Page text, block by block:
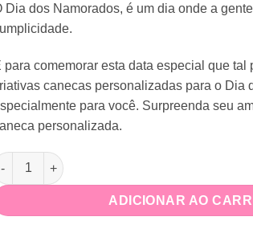
Dia dos Namorados, é um dia onde a
para comemorar esta data especial que tal
canecas personalizadas para o Dia
para você. Surpreenda seu
personalizada.
Apaixonada por Você com Foto
ADICIONAR AO